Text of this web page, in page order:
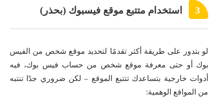
3 استخدام متتبع موقع فيسبوك (بحذر)
لو بتدور على طريقة أكثر تقدمًا لتحديد موقع شخص من الفيس
بوك أو حتى معرفة موقع شخص من حساب فيس بوك، فيه
أدوات خارجية بتساعدك تتتبع الموقع – لكن ضروري جدًا تنتبه
من المواقع الوهمية: